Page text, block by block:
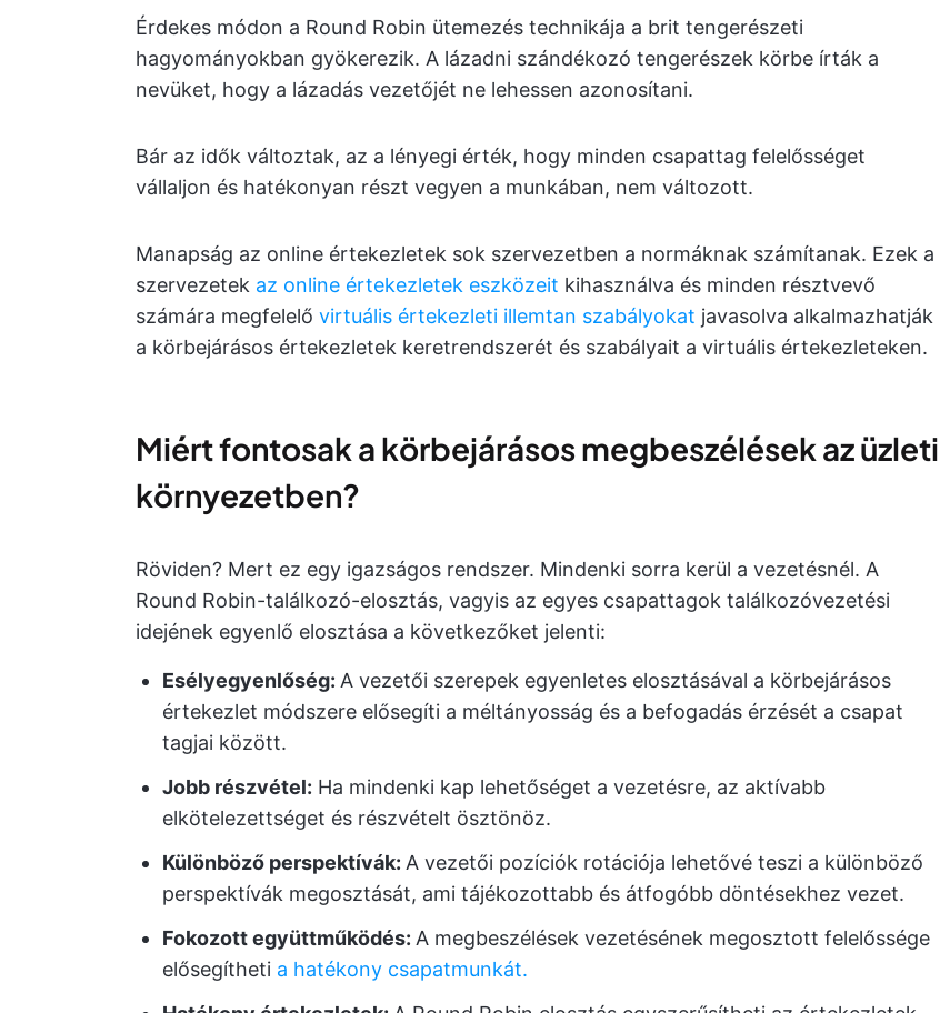
Érdekes módon a Round Robin ütemezés technikája a brit tengerészeti
hagyományokban gyökerezik. A lázadni szándékozó tengerészek körbe írták a
nevüket, hogy a lázadás vezetőjét ne lehessen azonosítani.
Bár az idők változtak, az a lényegi érték, hogy minden csapattag felelősséget
vállaljon és hatékonyan részt vegyen a munkában, nem változott.
Manapság az online értekezletek sok szervezetben a normáknak számítanak. Ezek a
szervezetek az online értekezletek eszközeit kihasználva és minden résztvevő
számára megfelelő virtuális értekezleti illemtan szabályokat javasolva alkalmazhatják
a körbejárásos értekezletek keretrendszerét és szabályait a virtuális értekezleteken.
Miért fontosak a körbejárásos megbeszélések az üzleti
környezetben?
Röviden? Mert ez egy igazságos rendszer. Mindenki sorra kerül a vezetésnél. A
Round Robin-találkozó-elosztás, vagyis az egyes csapattagok találkozóvezetési
idejének egyenlő elosztása a következőket jelenti:
Esélyegyenlőség: A vezetői szerepek egyenletes elosztásával a körbejárásos
értekezlet módszere elősegíti a méltányosság és a befogadás érzését a csapat
tagjai között.
Jobb részvétel: Ha mindenki kap lehetőséget a vezetésre, az aktívabb
elkötelezettséget és részvételt ösztönöz.
Különböző perspektívák: A vezetői pozíciók rotációja lehetővé teszi a különböző
perspektívák megosztását, ami tájékozottabb és átfogóbb döntésekhez vezet.
Fokozott együttműködés: A megbeszélések vezetésének megosztott felelőssége
elősegítheti a hatékony csapatmunkát.